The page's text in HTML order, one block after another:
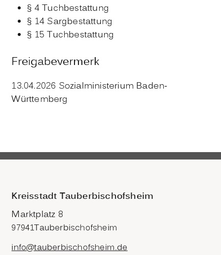
§ 4 Tuchbestattung
§ 14 Sargbestattung
§ 15 Tuchbestattung
Freigabevermerk
13.04.2026 Sozialministerium Baden-
Württemberg
Kreisstadt Tauberbischofsheim
Marktplatz 8
97941Tauberbischofsheim
info@tauberbischofsheim.de